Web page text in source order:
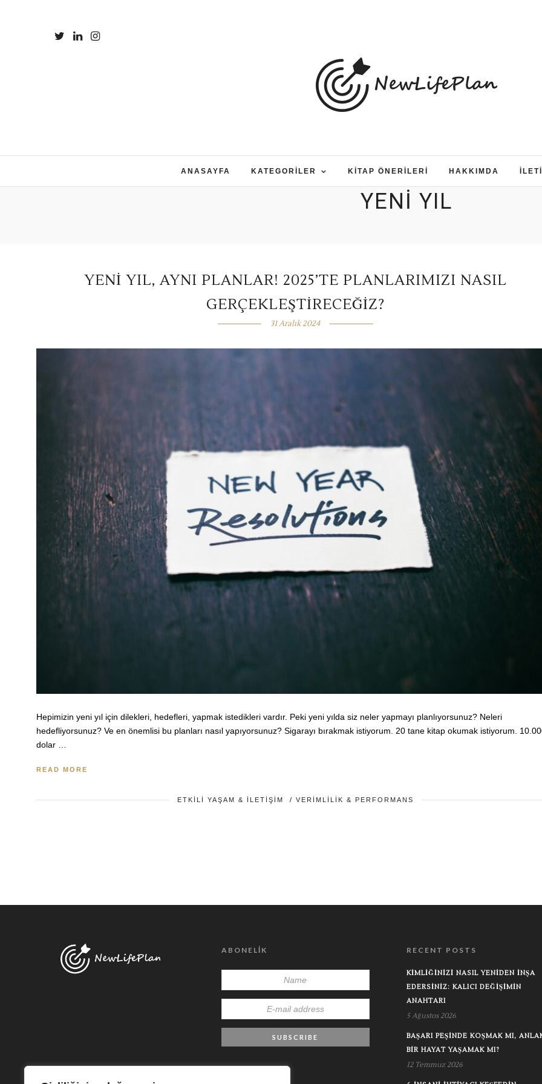
ANASAYFA KATEGORILER KITAP ÖNERILERI HAKKIMDA
YENI YIL
YENI YIL, AYNI PLANLAR! 2025’TE PLANLARIMIZI NASIL
GERÇEKLEŞTIRECEĞIZ?
31 Aralık 2024
Hepimizin yeni yıl için dilekleri, hedefleri, yapmak istedikleri vardır. Peki yeni yılda siz neler yapmayı planlıyorsunuz? Neleri
hedefliyorsunuz? Ve en önemlisi bu planları nasıl yapıyorsunuz? Sigarayı bırakmak istiyorum. 20 tane kitap okumak istiyorum.
dolar …
READ MORE
ETKILI YAŞAM & İLETIŞIM / VERIMLILIK & PERFORMANS
ABONELIK RECENT POSTS
KIMLIĞINIZI NASIL YENIDEN İNŞA
EDERSINIZ: KALICI DEĞIŞIMIN
ANAHTARI
5 Ağustos 2026
BAŞARI PEŞINDE KOŞMAK MI,
BIR HAYAT YAŞAMAK MI?
12 Temmuz 2026